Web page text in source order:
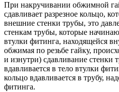
При накручивании обжимной
сдавливает разрезное кольцо,
внешние стенки трубы, это
стенкам трубы, которые
втулки фитинга, находящейся
обжимая по резьбе гайку,
и изнутри) сдавливание стенки
вдавливается в тело втулки
кольцо вдавливается в трубу,
фитинга.